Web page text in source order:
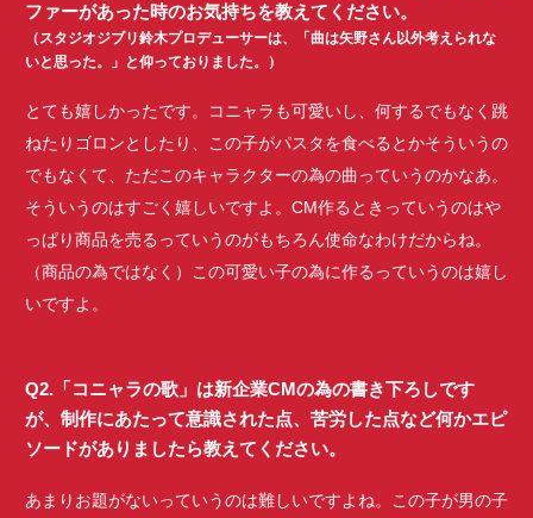
ファーがあった時のお気持ちを教えてください。
（スタジオジブリ鈴木プロデューサーは、「曲は矢野さん以外考えられな
いと思った。」と仰っておりました。）
とても嬉しかったです。コニャラも可愛いし、何するでもなく跳
ねたりゴロンとしたり、この子がパスタを食べるとかそういうの
でもなくて、ただこのキャラクターの為の曲っていうのかなあ。
そういうのはすごく嬉しいですよ。CM作るときっていうのはや
っぱり商品を売るっていうのがもちろん使命なわけだからね。
（商品の為ではなく）この可愛い子の為に作るっていうのは嬉し
いですよ。
Q2.「コニャラの歌」は新企業CMの為の書き下ろしです
が、制作にあたって意識された点、苦労した点など何かエピ
ソードがありましたら教えてください。
あまりお題がないっていうのは難しいですよね。この子が男の子